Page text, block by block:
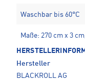
Waschbar bis 60°C
Maße: 270 cm x 3
Hersteller
BLACKROLL AG